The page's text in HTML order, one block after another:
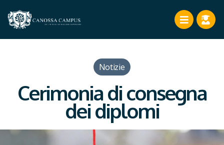
Notizie
Cerimonia di consegna
dei diplomi